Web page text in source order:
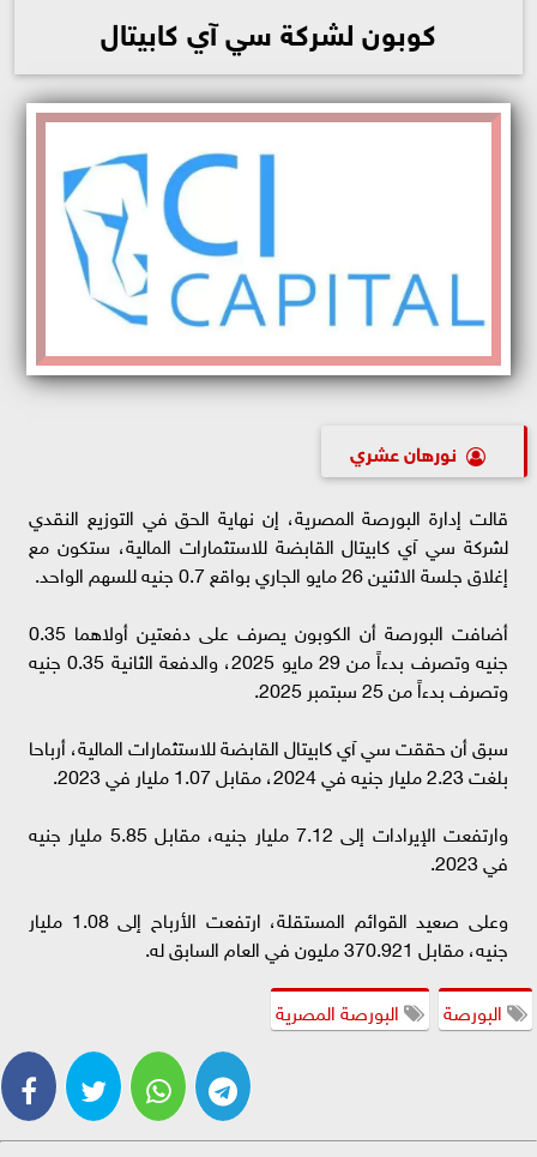
كوبون لشركة سي آي كابيتال
نورهان عشري
قالت إدارة البورصة المصرية، إن نهاية الحق في التوزيع النقدي
لشركة سي آي كابيتال القابضة للاستثمارات المالية، ستكون مع
إغلاق جلسة الاثنين 26 مايو الجاري بواقع 0.7 جنيه للسهم الواحد.
أضافت البورصة أن الكوبون يصرف على دفعتين أولاهما 0.35
جنيه وتصرف بدءاً من 29 مايو 2025، والدفعة الثانية 0.35 جنيه
وتصرف بدءاً من 25 سبتمبر 2025.
سبق أن حققت سي آي كابيتال القابضة للاستثمارات المالية، أرباحا
بلغت 2.23 مليار جنيه في 2024، مقابل 1.07 مليار في 2023.
وارتفعت الإيرادات إلى 7.12 مليار جنيه، مقابل 5.85 مليار جنيه
في 2023.
وعلى صعيد القوائم المستقلة، ارتفعت الأرباح إلى 1.08 مليار
جنيه، مقابل 370.921 مليون في العام السابق له.
البورصة
البورصة المصرية